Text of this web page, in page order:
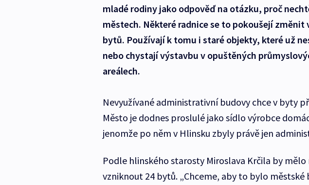
mladé rodiny jako odpověď na otázku, proč
městech. Některé radnice se to pokoušejí
bytů. Používají k tomu i staré objekty, které už
nebo chystají výstavbu v opuštěných
areálech.
Nevyužívané administrativní budovy chce v byty
Město je dodnes proslulé jako sídlo výrobce
jenomže po něm v Hlinsku zbyly právě jen
Podle hlinského starosty Miroslava Krčila by
vzniknout 24 bytů. „Chceme, aby to bylo městské